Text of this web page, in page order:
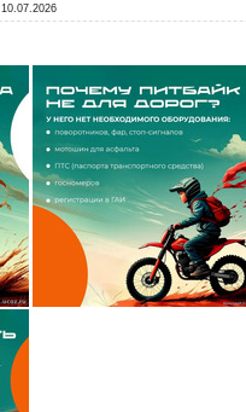
10.07.2026